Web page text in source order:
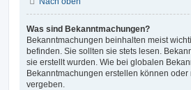
Was sind Bekanntmachungen?
Bekanntmachungen beinhalten meist
befinden. Sie sollten sie stets lesen.
sie erstellt wurden. Wie bei globalen
Bekanntmachungen erstellen können
vergeben.